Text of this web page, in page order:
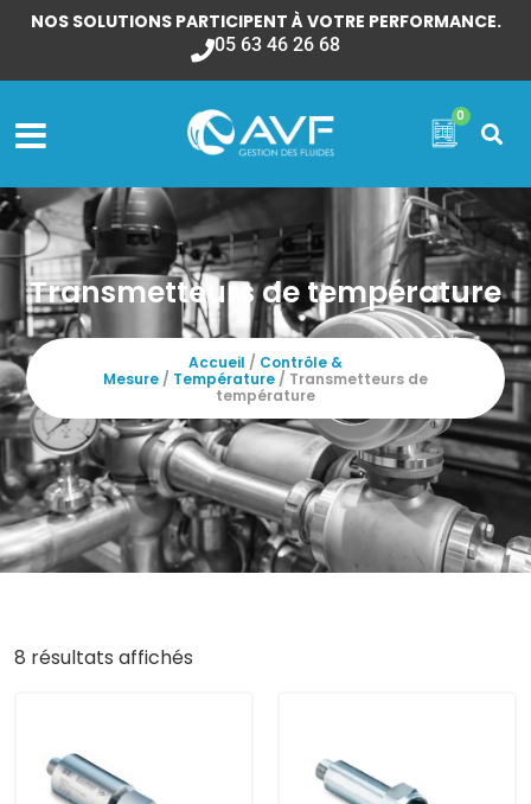
NOS SOLUTIONS PARTICIPENT À VOTRE PERFORMANCE.
05 63 46 26 68
0
Transmetteurs de température
Accueil / Contrôle &
Mesure / Température / Transmetteurs de
température
8 résultats affichés